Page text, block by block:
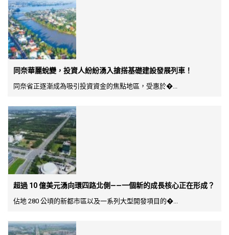
同奈華麗蛻變，投資人紛紛湧入搶搭基礎建設發展列車！
同奈省正逐漸成為吸引投資資金的焦點地區，受惠於�...
超過 10 億美元湧向環四路北側——一個新的成長核心正在形成？
佔地 280 公頃的新都市區以及一系列大型開發項目的�...